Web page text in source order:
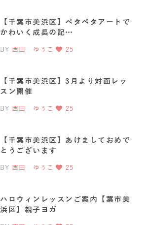
【千葉市美浜区】ペタペタアートで
かわいく成長の記…
BY 西田 ゆうこ 25
【千葉市美浜区】3月より対面レッ
スン開催
BY 西田 ゆうこ 25
【千葉市美浜区】あけましておめで
とうございます
BY 西田 ゆうこ 25
ハロウィンレッスンご案内【葉市美
浜区】親子ヨガ